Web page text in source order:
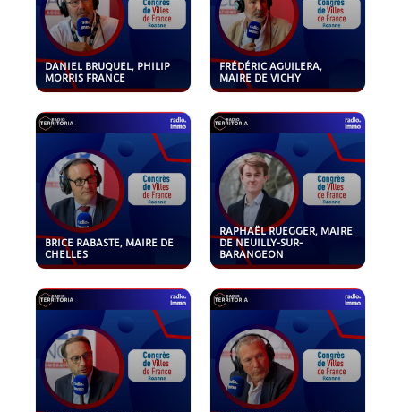
DANIEL BRUQUEL, PHILIP
MORRIS FRANCE
FRÉDÉRIC AGUILERA,
MAIRE DE VICHY
BRICE RABASTE, MAIRE DE
CHELLES
RAPHAËL RUEGGER, MAIRE
DE NEUILLY-SUR-
BARANGEON